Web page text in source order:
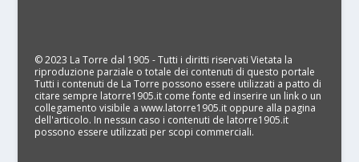
© 2023 La Torre dal 1905 - Tutti i diritti riservati Vietata la
riproduzione parziale o totale dei contenuti di questo portale
Tutti i contenuti de La Torre possono essere utilizzati a patto di
citare sempre latorre1905.it come fonte ed inserire un link o un
collegamento visibile a www.latorre1905.it oppure alla pagina
dell'articolo. In nessun caso i contenuti de latorre1905.it
possono essere utilizzati per scopi commerciali.